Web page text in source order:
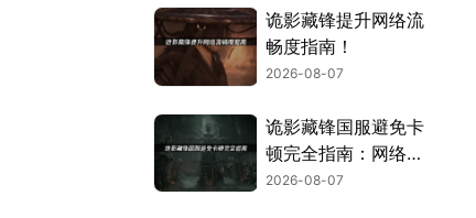
诡影藏锋提升网络流
畅度指南！
2026-08-07
诡影藏锋国服避免卡
顿完全指南：网络优
化与解决技巧！
2026-08-07